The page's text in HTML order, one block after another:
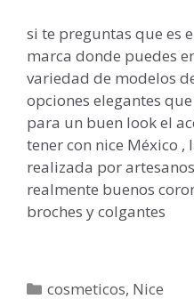
si te preguntas que es
marca donde puedes
variedad de modelos
opciones elegantes
para un buen look el
tener con nice México ,
realizada por
realmente buenos
broches y colgantes
Categorías
cosmeticos, Nice